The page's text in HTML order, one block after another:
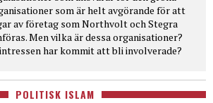
som är helt avgörande för att
av företag som Northvolt och Stegra
Men vilka är dessa organisationer?
har kommit att bli involverade?
POLITISK ISLAM